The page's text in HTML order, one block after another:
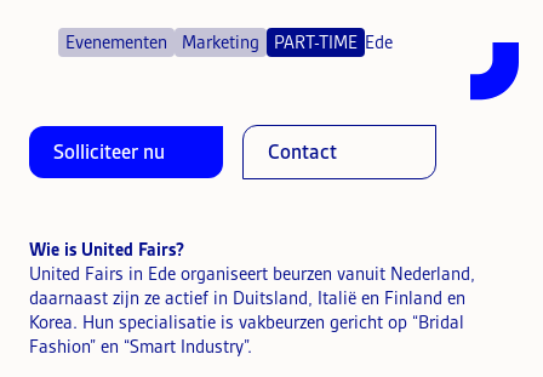
Evenementen Marketing PART-TIME Ede
Solliciteer nu Contact
Wie is United Fairs?
United Fairs in Ede organiseert beurzen vanuit Nederland,
daarnaast zijn ze actief in Duitsland, Italië en Finland en
Korea. Hun specialisatie is vakbeurzen gericht op “Bridal
Fashion” en “Smart Industry”.